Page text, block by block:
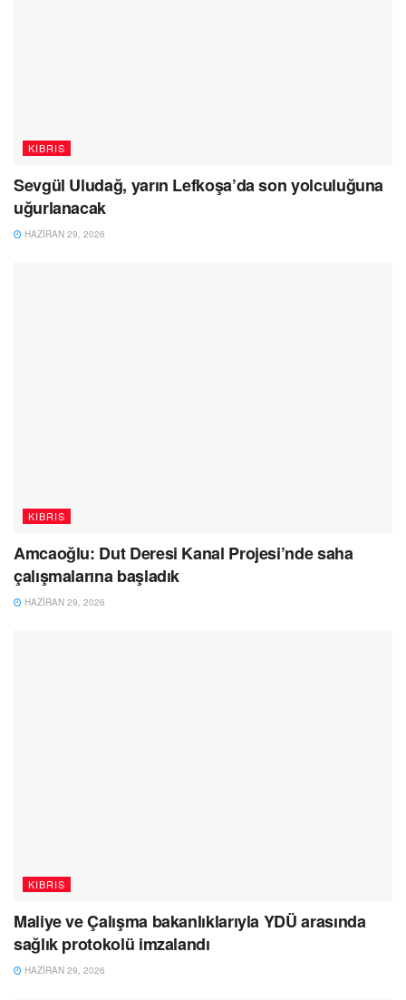
KIBRIS
Sevgül Uludağ, yarın Lefkoşa’da son yolculuğuna
uğurlanacak
HAZIRAN 29, 2026
KIBRIS
Amcaoğlu: Dut Deresi Kanal Projesi’nde saha
çalışmalarına başladık
HAZIRAN 29, 2026
KIBRIS
Maliye ve Çalışma bakanlıklarıyla YDÜ arasında
sağlık protokolü imzalandı
HAZIRAN 29, 2026